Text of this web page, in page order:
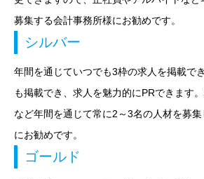
募集する会計事務所様にお勧めです。
シルバー
年間を通じていつでも3枠の求人を掲載で
も掲載でき、求人を魅力的にPRできます
など年間を通じて常に2～3名の人材を募
にお勧めです。
ゴールド